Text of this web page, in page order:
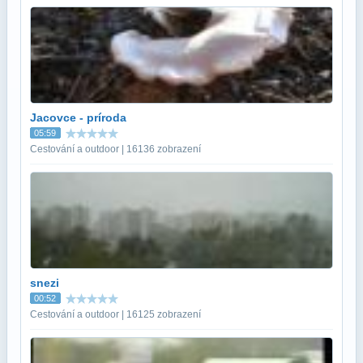
Jacovce - príroda
05:59
Cestování a outdoor | 16136 zobrazení
snezi
00:52
Cestování a outdoor | 16125 zobrazení